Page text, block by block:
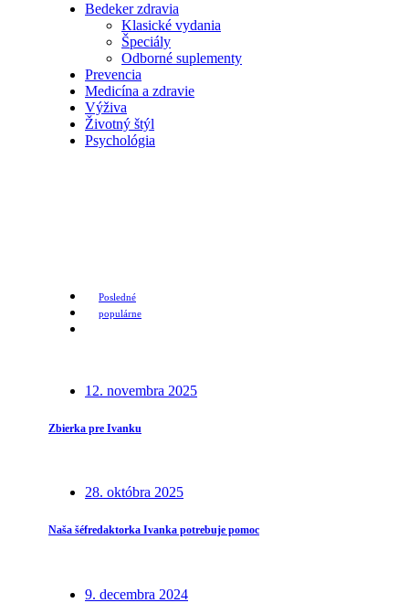
Bedeker zdravia
Klasické vydania
Špeciály
Odborné suplementy
Prevencia
Medicína a zdravie
Výživa
Životný štýl
Psychológia
Posledné
populárne
12. novembra 2025
Zbierka pre Ivanku
28. októbra 2025
Naša šéfredaktorka Ivanka potrebuje pomoc
9. decembra 2024